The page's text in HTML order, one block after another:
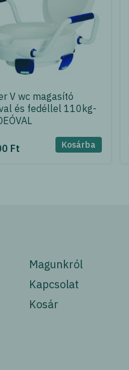
V wc magasító
és fedéllel 110kg-
Ft Kosárba
Magunkról
Kapcsolat
Kosár